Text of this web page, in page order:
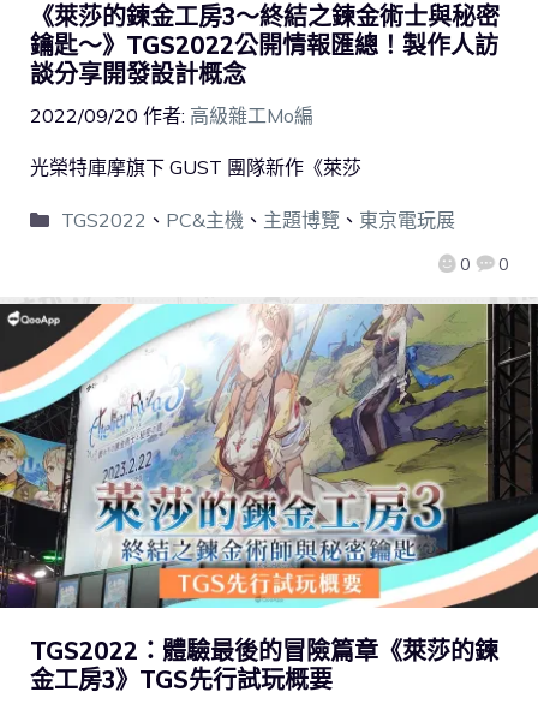
《萊莎的鍊金工房3～終結之鍊金術士與秘密
鑰匙～》TGS2022公開情報匯總！製作人訪
談分享開發設計概念
2022/09/20 作者: 高級雜工Mo編
0 0
光榮特庫摩旗下 GUST 團隊新作《萊莎
TGS2022 、 PC&主機、 主題博覽 、 東京電玩展
TGS2022：體驗最後的冒險篇章《萊莎的鍊
金工房3》TGS先行試玩概要